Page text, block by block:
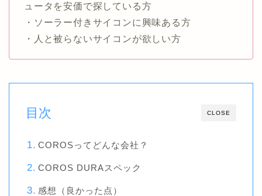
ュータを安価で探している方
・ソーラー付きサイコンに興味ある方
・人と被らないサイコンが欲しい方
CLOSE
目次
COROSってどんな会社？
COROS DURAスペック
感想（良かった点）